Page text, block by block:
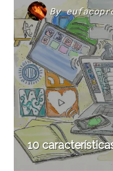
By
10